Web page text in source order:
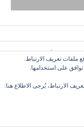
ملفات تعريف الارتباط.
على استخدامها.
الارتباط، يُرجى الاطلاع هنا:
عن رأي الموقع